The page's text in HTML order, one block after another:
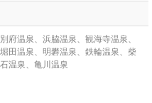
別府温泉、浜脇温泉、観海寺温泉、
堀田温泉、明礬温泉、鉄輪温泉、柴
石温泉、亀川温泉